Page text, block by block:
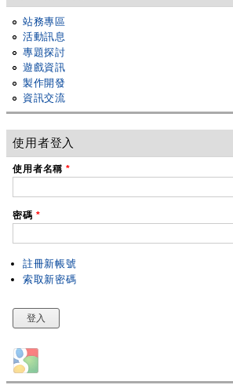
站務專區
活動訊息
專題探討
遊戲資訊
製作開發
資訊交流
使用者登入
使用者名稱*
密碼 *
註冊新帳號
索取新密碼
Login with Google